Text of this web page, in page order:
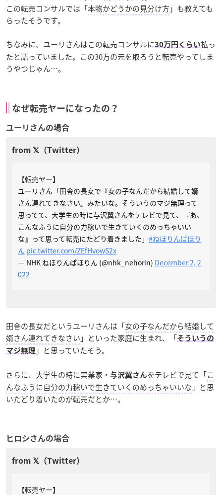
この転売コンサルでは「本物かどうかの見分け方」も教えても
らったそうです。
ちなみに、ユーリさんはこの転売コンサルに30万円くらい払っ
たと語っていました。この30万の元を取ろうと転売やってしま
うやつじゃん…。
なぜ転売ヤーになったの？
ユーリさんの場合
【転売ヤー】
ユーリさん「田舎の長女で『女の子なんだから結婚して婿
さん連れてきなさい』みたいな。そういうのマジ無理って
思ってて、大学生の時に与沢翼さんをテレビで見て、『あ、
こんなふうに自分の力稼いで生きていくのめっちゃいい
な』って思って転売にたどり着きました」 #ねほりんぱほり
ん pic.twitter.com/ZEfHvowS2x
— NHK ねほりんぱほりん (@nhk_nehorin) December 2, 2
022
田舎の長女だというユーリさんは「女の子なんだから結婚して
婿さん連れてきなさい 」といった家庭に生まれ、「そういうの
マジ無理 」と思っていたそう。
さらに、大学生の時に実業家・ 与沢翼さんをテレビで見て「こ
んなふうに自分の力稼いで生きていくのめっちゃいいな 」と思
いたどり着いたのが転売だとか…。
ヒロシさんの場合
【転売ヤー】